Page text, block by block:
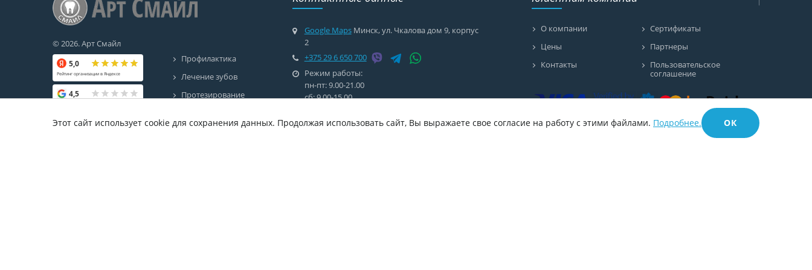
© 2026. Арт Смайл
5,0
Рейтинг организации в Яндексе
4,5
4,3
Профилактика
Лечение зубов
Протезирование
стоматология
Google Maps Минск, ул. Чкалова дом 9, корпус
2
+375 29 6 650 700
Режим работы:
пн-пт: 9.00-21.00
сб: 9.00-15.00
О компании
Сертификаты
Цены
Партнеры
Контакты
Пользовательское
соглашение
Этот сайт использует cookie для сохранения данных. Продолжая использовать сайт, Вы выражаете свое согласие на работу с этими файлами. Подробнее. ОК